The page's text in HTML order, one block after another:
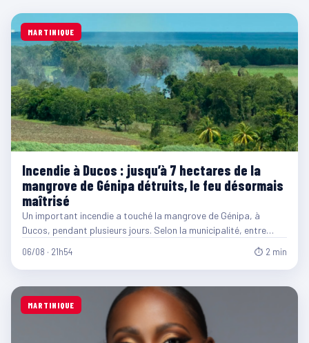
MARTINIQUE
Incendie à Ducos : jusqu’à 7 hectares de la
mangrove de Génipa détruits, le feu désormais
maîtrisé
Un important incendie a touché la mangrove de Génipa, à
Ducos, pendant plusieurs jours. Selon la municipalité, entre…
06/08 · 21h54 ⏱ 2 min
MARTINIQUE